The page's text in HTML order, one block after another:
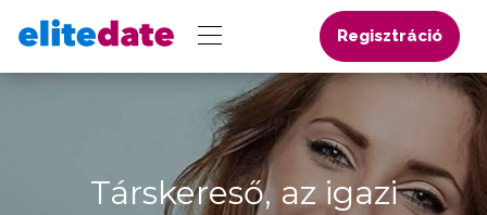
Regisztráció
Társkereső, az igazi